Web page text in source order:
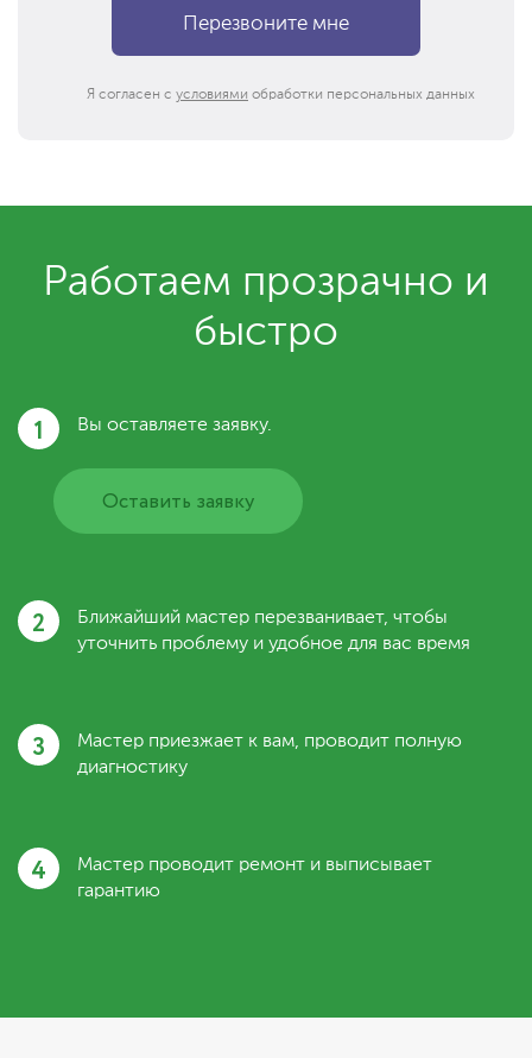
Я согласен с условиями обработки персональных данных
Работаем прозрачно и
быстро
1 Вы оставляете заявку.
Оставить заявку
2
Ближайший мастер перезванивает, чтобы
уточнить проблему и удобное для вас время
3
Мастер приезжает к вам, проводит полную
диагностику
4
Мастер проводит ремонт и выписывает
гарантию